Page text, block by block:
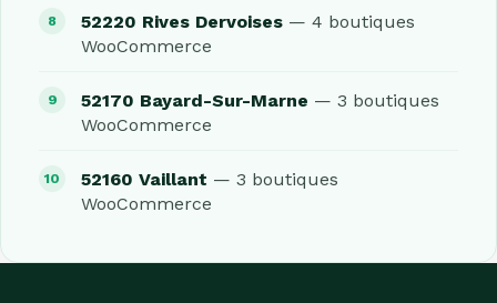
52220 Rives Dervoises — 4 boutiques
WooCommerce
52170 Bayard-Sur-Marne — 3 boutiques
WooCommerce
52160 Vaillant — 3 boutiques
WooCommerce